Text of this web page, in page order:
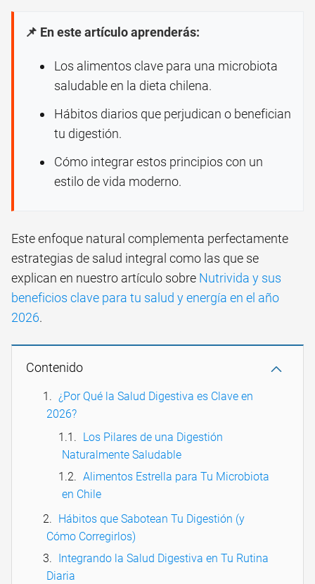
📌 En este artículo aprenderás:
Los alimentos clave para una microbiota
saludable en la dieta chilena.
Hábitos diarios que perjudican o benefician
tu digestión.
Cómo integrar estos principios con un
estilo de vida moderno.
Este enfoque natural complementa perfectamente
estrategias de salud integral como las que se
explican en nuestro artículo sobre Nutrivida y sus
beneficios clave para tu salud y energía en el año
2026.
Contenido
¿Por Qué la Salud Digestiva es Clave en
2026?
Los Pilares de una Digestión
Naturalmente Saludable
Alimentos Estrella para Tu Microbiota
en Chile
Hábitos que Sabotean Tu Digestión (y
Cómo Corregirlos)
Integrando la Salud Digestiva en Tu Rutina
Diaria